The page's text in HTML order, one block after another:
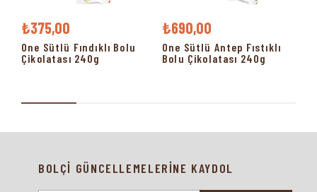
₺375,00
One Sütlü Fındıklı Bolu
Çikolatası 240g
₺690,00
One Sütlü Antep Fıstıklı
Bolu Çikolatası 240g
BOLÇİ GÜNCELLEMELERİNE KAYDOL